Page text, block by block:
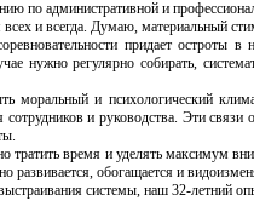
по административной и
и всегда. Думаю, материальный
придает остроты в
нужно регулярно собирать,
моральный и психологический
и руководства. Эти связи
тратить время и уделять максимум
развивается, обогащается и
системы, наш 32-летний